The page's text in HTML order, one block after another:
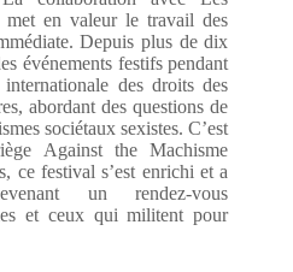
met en valeur le travail des
Depuis plus de dix
événements festifs pendant
des droits des
abordant des questions de
sociétaux sexistes. C’est
Against the Machisme
ce festival s’est enrichi et a
un rendez-vous
et ceux qui militent pour